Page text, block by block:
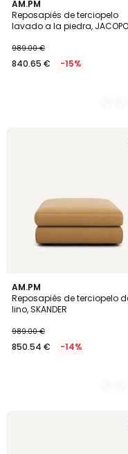
AM.PM
Reposapiés de terciopelo
lavado a la piedra, JACOPO
989.00 €
840.65 € -15%
3
Colores
AM.PM
Reposapiés de terciopelo
lino, SKANDER
989.00 €
850.54 € -14%
5
Colores